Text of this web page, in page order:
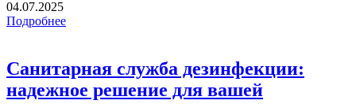
04.07.2025
Подробнее
Санитарная служба дезинфекции:
надежное решение для вашей